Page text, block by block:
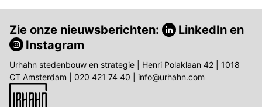
Zie onze nieuwsberichten: LinkedIn en
Instagram
Urhahn stedenbouw en strategie | Henri Polaklaan 42 | 1018
CT Amsterdam | 020 421 74 40 info@urhahn.com